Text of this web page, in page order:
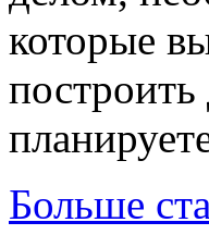
которые
построить
Больше